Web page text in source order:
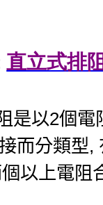
直立式排阻
是以2個電
而分類型,
以上電阻